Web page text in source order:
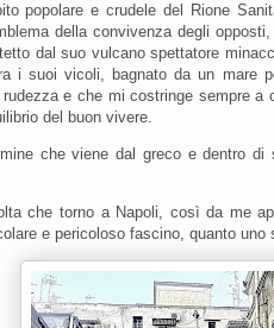
popolare e crudele del Rione
della convivenza degli
dal suo vulcano spettatore
i suoi vicoli, bagnato da un mare
e che mi costringe sempre a
del buon vivere.
che viene dal greco e dentro
che torno a Napoli, così da me
e pericoloso fascino, quanto uno